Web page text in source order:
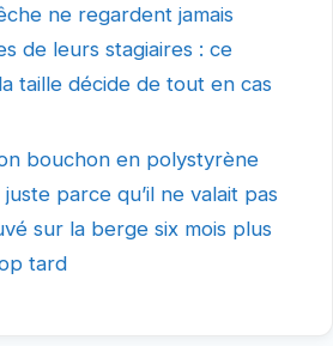
ne regardent jamais
de leurs stagiaires : ce
taille décide de tout en cas
bouchon en polystyrène
parce qu’il ne valait pas
sur la berge six mois plus
tard